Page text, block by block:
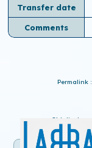
Transfer date
Comments
Permalink :
Old display :